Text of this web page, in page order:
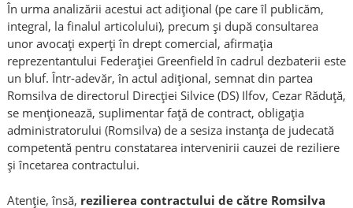
În urma analizării acestui act adițional (pe care îl publicăm,
integral, la finalul articolului), precum și după consultarea
unor avocați experți în drept comercial, afirmația
reprezentantului Federației Greenfield în cadrul dezbaterii este
un bluf. Într-adevăr, în actul adițional, semnat din partea
Romsilva de directorul Direcției Silvice (DS) Ilfov, Cezar Răduță,
se menționează, suplimentar față de contract, obligația
administratorului (Romsilva) de a sesiza instanța de judecată
competentă pentru constatarea intervenirii cauzei de reziliere
și încetarea contractului.
Atenție, însă, rezilierea contractului de către Romsilva